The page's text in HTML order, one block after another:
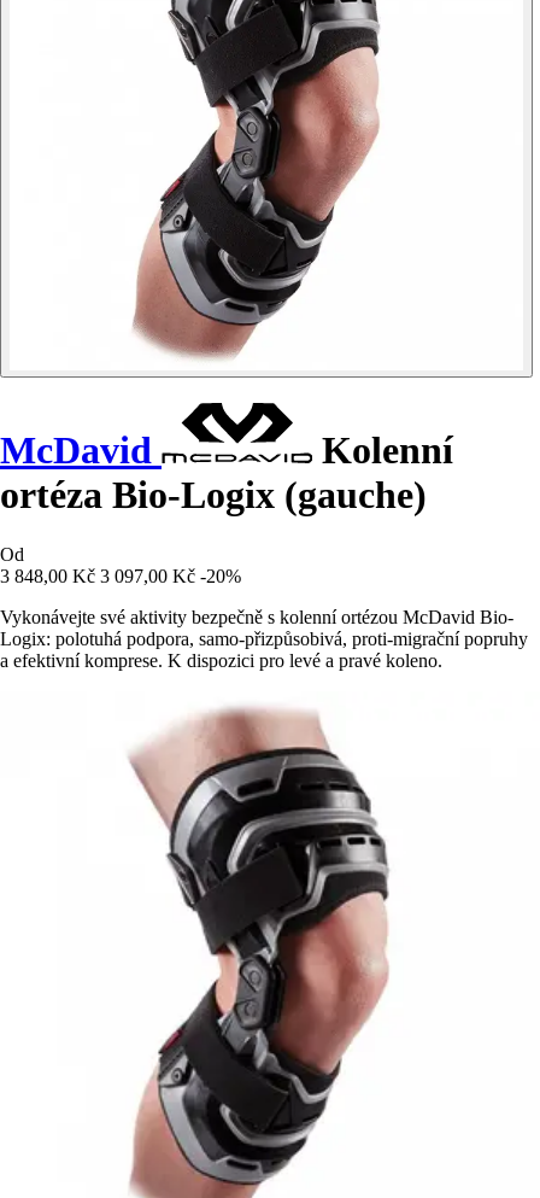
McDavid
Kolenní
ortéza Bio-Logix (gauche)
Od
3 848,00 Kč 3 097,00 Kč -20%
Vykonávejte své aktivity bezpečně s kolenní ortézou McDavid Bio-
Logix: polotuhá podpora, samo-přizpůsobivá, proti-migrační popruhy
a efektivní komprese. K dispozici pro levé a pravé koleno.